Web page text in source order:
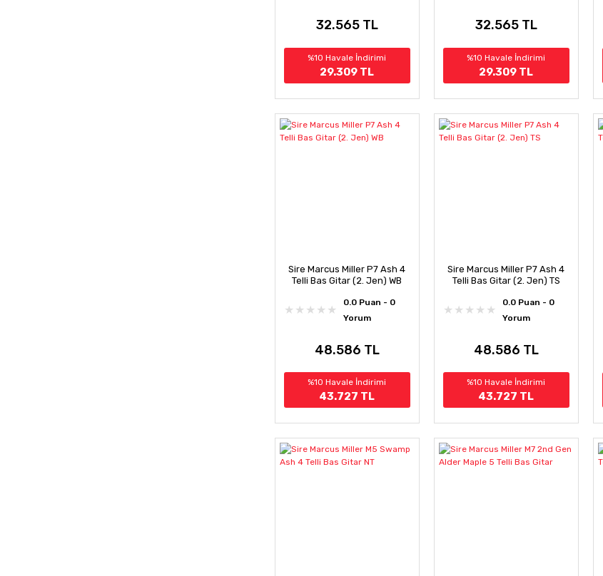
32.565 TL
%10 Havale İndirimi
29.309 TL
32.565 TL
%10 Havale İndirimi
29.309 TL
Sire Marcus Miller P7 Ash 4
Telli Bas Gitar (2. Jen) WB
0.0 Puan - 0
Yorum
48.586 TL
%10 Havale İndirimi
43.727 TL
Sire Marcus Miller P7 Ash 4
Telli Bas Gitar (2. Jen) TS
0.0 Puan - 0
Yorum
48.586 TL
%10 Havale İndirimi
43.727 TL